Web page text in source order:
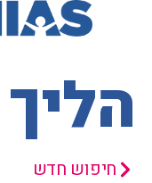
המאגר
חיפוש חדש